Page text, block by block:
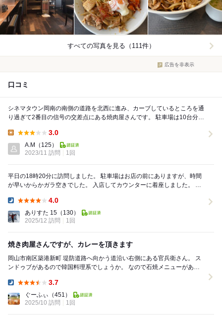
すべての写真を見る（111件）
広告を非表示
口コミ
シネマタウン岡南の南側の道路を北西に進み、カーブしているところを通
り過ぎて2番目の信号の交差点にある焼肉屋さんです。 駐車場は10台分以
3.0
A.M
（125）
2023/11 訪問
1回
平日の18時20分に訪問しました。 駐車場はお店の前にありますが、時間
が早いからかガラ空きでした。 入店してカウンターに着座しました。 1
4.0
ありすた 15 （130）
2025/12 訪問
1回
焼き肉屋さんですが、カレーを頂きます
岡山市南区築港新町 堤防道路へ向かう道沿い右側にある官兵衛さん。 ス
ンドゥブがあるので韓国料理系でしょうか。 なので石焼メニューがあり
3.7
ぐーふぃ （451）
2025/10 訪問
1回